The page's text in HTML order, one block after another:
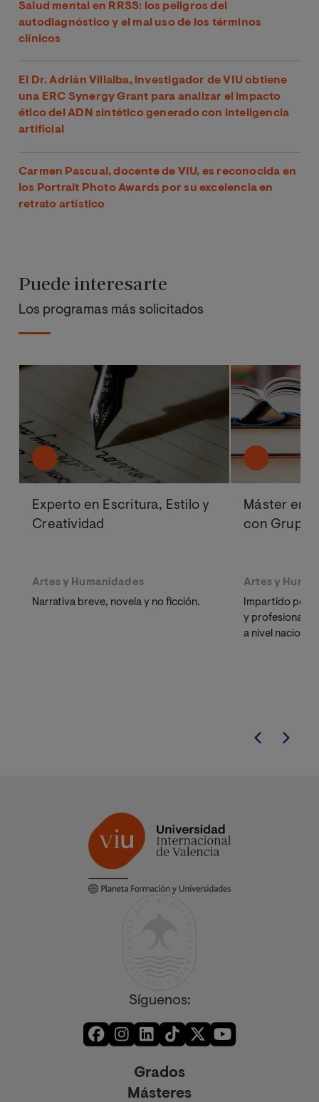
Salud mental en RRSS: los peligros del
autodiagnóstico y el mal uso de los términos
clínicos
El Dr. Adrián Villalba, investigador de VIU obtiene
una ERC Synergy Grant para analizar el impacto
ético del ADN sintético generado con inteligencia
artificial
Carmen Pascual, docente de VIU, es reconocida en
los Portrait Photo Awards por su excelencia en
retrato artístico
Puede interesarte
Los programas más solicitados
Experto en Escritura, Estilo y
Creatividad
Artes y Humanidades
Narrativa breve, novela y no ficción.
Máster en
con Grupo
Artes y
Impartido por
y profesionales
a nivel nacional
Síguenos:
Grados
Másteres